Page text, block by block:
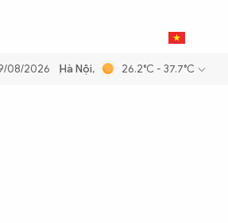
năng lượng quốc gia Thực hiện Nghị
08/2026 Hà Nội, 26.2°C - 37.7°C